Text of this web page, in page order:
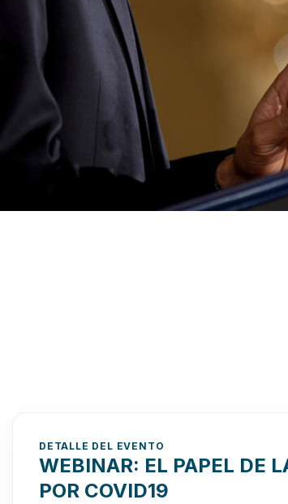
DETALLE DEL EVENTO
WEBINAR: EL PAPEL DE
POR COVID19